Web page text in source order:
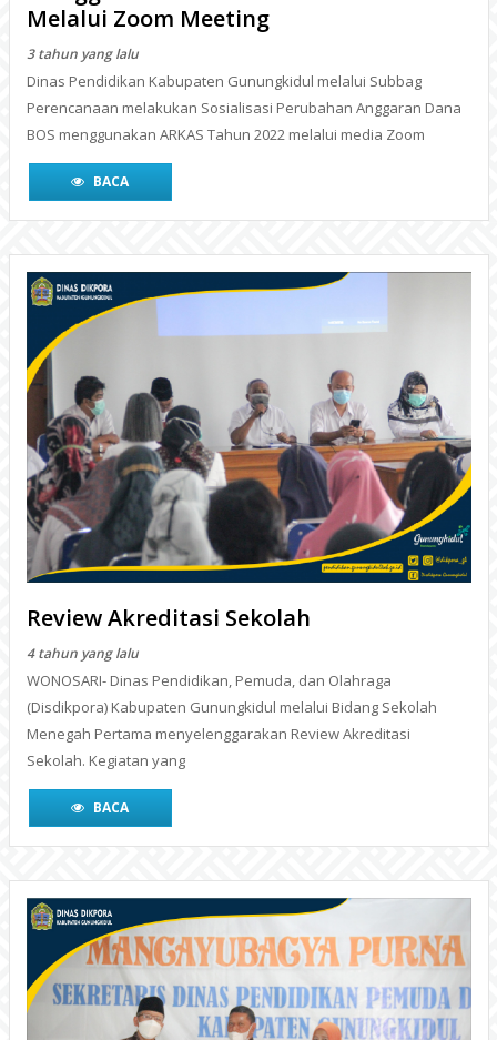
BACA
Review Akreditasi Sekolah
4 tahun yang lalu
WONOSARI- Dinas Pendidikan, Pemuda, dan Olahraga
(Disdikpora) Kabupaten Gunungkidul melalui Bidang Sekolah
Menegah Pertama menyelenggarakan Review Akreditasi
BACA